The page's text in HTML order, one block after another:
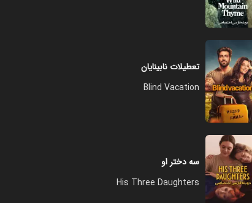
تعطیلات نابینایان
Blind Vacation
سه دختر او
His Three Daughters